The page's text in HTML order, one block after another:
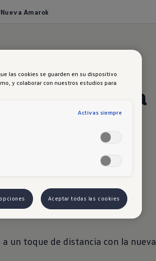
Amarok
en la Nueva
con App
un toque de distancia con la nueva
las cookies se guarden en su dispositivo
y colaborar con nuestros estudios para
Activas siempre
Aceptar todas las cookies